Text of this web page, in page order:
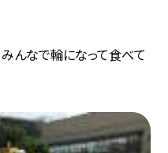
んなで輪になって食べて